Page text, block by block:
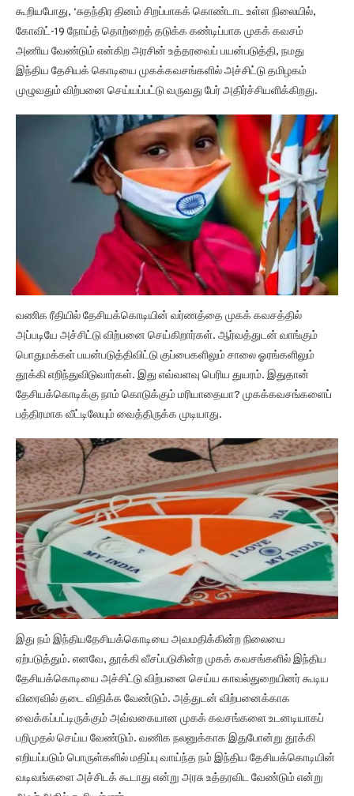
கூறியபோது, ‘சுதந்திர தினம் சிறப்பாகக் கொண்டாட உள்ள நிலையில்,
கோவிட்-19 நோய்த் தொற்றைத் தடுக்க கண்டிப்பாக முகக் கவசம்
அணிய வேண்டும் என்கிற அரசின் உத்தரவைப் பயன்படுத்தி, நமது
இந்திய தேசியக் கொடியை முகக்கவசங்களில் அச்சிட்டு தமிழகம்
முழுவதும் விற்பனை செய்யப்பட்டு வருவது பேர் அதிர்ச்சியளிக்கிறது.
வணிக ரீதியில் தேசியக்கொடியின் வர்ணத்தை முகக் கவசத்தில்
அப்படியே அச்சிட்டு விற்பனை செய்கிறார்கள். ஆர்வத்துடன் வாங்கும்
பொதுமக்கள் பயன்படுத்திவிட்டு குப்பைகளிலும் சாலை ஓரங்களிலும்
தூக்கி எறிந்துவிடுவார்கள். இது எவ்வளவு பெரிய துயரம். இதுதான்
தேசியக்கொடிக்கு நாம் கொடுக்கும் மரியாதையா? முகக்கவசங்களைப்
பத்திரமாக வீட்டிலேயும் வைத்திருக்க முடியாது.
இது நம் இந்தியதேசியக்கொடியை அவமதிக்கின்ற நிலையை
ஏற்படுத்தும். எனவே, தூக்கி வீசப்படுகின்ற முகக் கவசங்களில் இந்திய
தேசியக்கொடியை அச்சிட்டு விற்பனை செய்ய காவல்துறையினர் கூடிய
விரைவில் தடை விதிக்க வேண்டும். அத்துடன் விற்பனைக்காக
வைக்கப்பட்டிருக்கும் அவ்வகையான முகக் கவசங்களை உடனடியாகப்
பறிமுதல் செய்ய வேண்டும். வணிக நலனுக்காக இதுபோன்று தூக்கி
எறியப்படும் பொருள்களில் மதிப்பு வாய்ந்த நம் இந்திய தேசியக்கொடியின்
வடிவங்களை அச்சிடக் கூடாது என்று அரசு உத்தரவிட வேண்டும் என்று